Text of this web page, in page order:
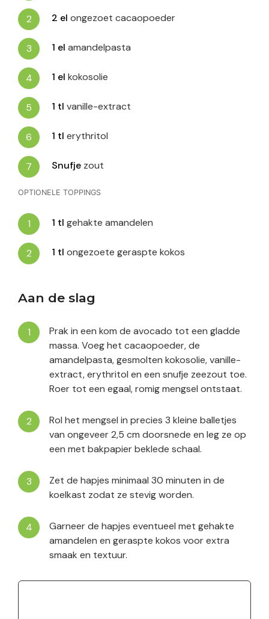
2 el ongezoet cacaopoeder
1 el amandelpasta
1 el kokosolie
1 tl vanille-extract
1 tl erythritol
Snufje zout
OPTIONELE TOPPINGS
1 tl gehakte amandelen
1 tl ongezoete geraspte kokos
Aan de slag
Prak in een kom de avocado tot een gladde
massa. Voeg het cacaopoeder, de
amandelpasta, gesmolten kokosolie, vanille-
extract, erythritol en een snufje zeezout toe.
Roer tot een egaal, romig mengsel ontstaat.
Rol het mengsel in precies 3 kleine balletjes
van ongeveer 2,5 cm doorsnede en leg ze op
een met bakpapier beklede schaal.
Zet de hapjes minimaal 30 minuten in de
koelkast zodat ze stevig worden.
Garneer de hapjes eventueel met gehakte
amandelen en geraspte kokos voor extra
smaak en textuur.